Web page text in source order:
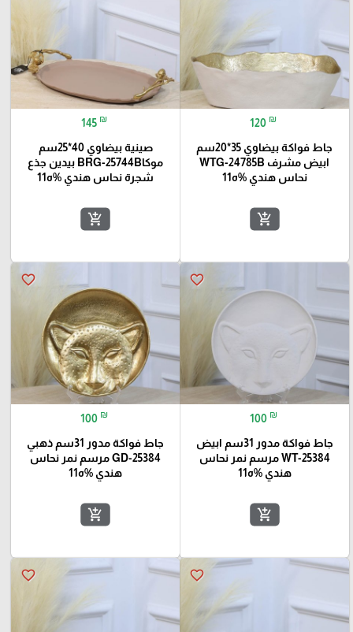
120 ₪
جاط فواكة بيضاوي 35*20سم
ابيض مشرف WTG-24785B
نحاس هندي %ه11
add_shopping_cart
145 ₪
صينية بيضاوي 40*25سم
موكاBRG-25744B بيدين جذع
شجرة نحاس هندي %ه11
add_shopping_cart
favorite_border
100 ₪
جاط فواكة مدور 31سم ابيض
WT-25384 مرسم نمر نحاس
هندي %ه11
add_shopping_cart
favorite_border
100 ₪
جاط فواكة مدور 31سم ذهبي
GD-25384 مرسم نمر نحاس
هندي %ه11
add_shopping_cart
favorite_border
favorite_border